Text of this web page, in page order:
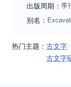
出版周期： 季
别名：
热门主题： 古文字
古文字